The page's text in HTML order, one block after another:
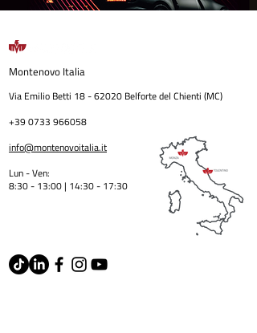
Montenovo Italia
Via Emilio Betti 18 - 62020 Belforte del Chienti (MC)
+39 0733 966058
info@montenovoitalia.it
Lun - Ven:
8:30 - 13:00 | 14:30 - 17:30